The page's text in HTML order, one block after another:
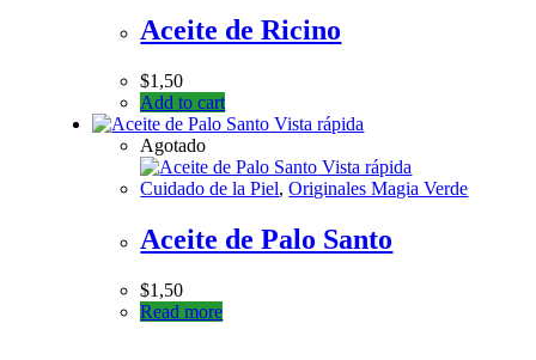
Aceite de Ricino
$1,50
Add to cart
Vista rápida
Agotado
Vista rápida
Cuidado de la Piel,Originales Magia Verde
Aceite de Palo Santo
$1,50
Read more